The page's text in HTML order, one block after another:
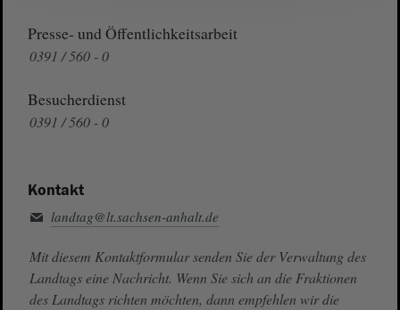
Presse- und Öffentlichkeitsarbeit
0391 / 560 - 0
Besucherdienst
0391 / 560 - 0
Kontakt
landtag@lt.sachsen-anhalt.de
Mit diesem Kontaktformular senden Sie der Verwaltung des
Landtags eine Nachricht. Wenn Sie sich an die Fraktionen
des Landtags richten möchten, dann empfehlen wir die